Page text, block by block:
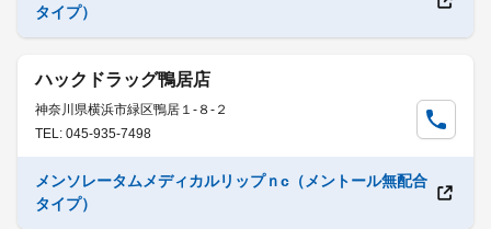
タイプ）
ハックドラッグ鴨居店
神奈川県横浜市緑区鴨居１-８-２
TEL: 045-935-7498
メンソレータムメディカルリップｎc（メントール無配合
タイプ）